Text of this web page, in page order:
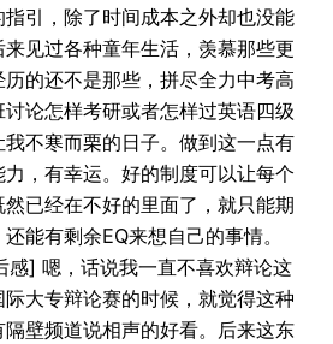
引，除了时间成本之外却也没能
见过各种童年生活，羡慕那些更
的还不是那些，拼尽全力中考高
论怎样考研或者怎样过英语四级
不寒而栗的日子。做到这一点有
，有幸运。好的制度可以让每个
已经在不好的里面了，就只能期
能有剩余EQ来想自己的事情。
] 嗯，话说我一直不喜欢辩论这
大专辩论赛的时候，就觉得这种
壁频道说相声的好看。后来这东